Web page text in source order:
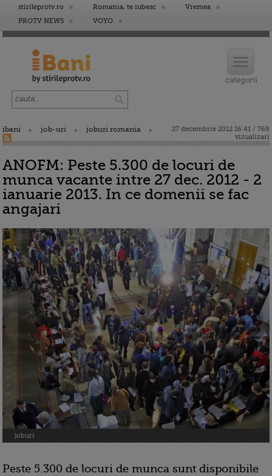
stirileprotv.ro Romania, te iubesc
Vremea
PROTV NEWS
VOYO
ibani job-uri joburi romania
27 decembrie 2012 16:41 / 769
vizualizari
ANOFM: Peste 5.300 de locuri de
munca vacante intre 27 dec. 2012 - 2
ianuarie 2013. In ce domenii se fac
angajari
joburi
Peste 5.300 de locuri de munca sunt disponibile